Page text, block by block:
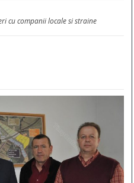
cu companii locale si straine